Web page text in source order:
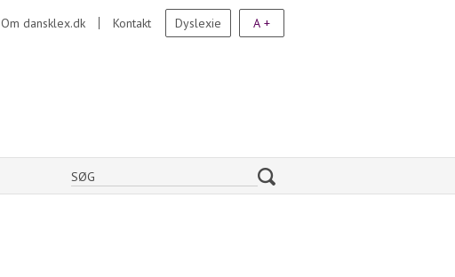
Om dansklex.dk Kontakt Dyslexie A +